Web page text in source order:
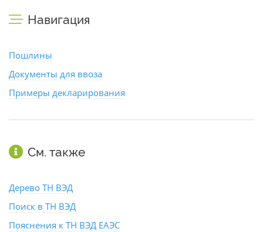
Навигация
Пошлины
Документы для ввоза
Примеры декларирования
См. также
Дерево ТН ВЭД
Поиск в ТН ВЭД
Пояснения к ТН ВЭД ЕАЭС